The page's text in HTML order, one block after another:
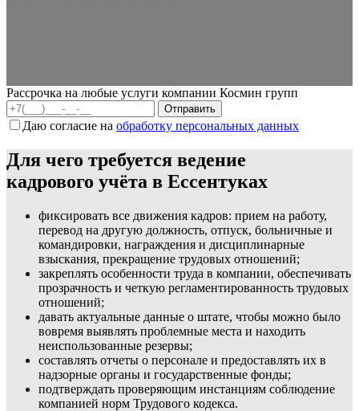
Рассрочка на любые услуги компании Космин групп
Даю согласие на обработку персональных данных
Для чего требуется ведение
кадрового учёта в Ессентуках
фиксировать все движения кадров: прием на работу,
перевод на другую должность, отпуск, больничные и
командировки, награждения и дисциплинарные
взыскания, прекращение трудовых отношений;
закреплять особенности труда в компании, обеспечивать
прозрачность и четкую регламентированность трудовых
отношений;
давать актуальные данные о штате, чтобы можно было
вовремя выявлять проблемные места и находить
неиспользованные резервы;
составлять отчеты о персонале и предоставлять их в
надзорные органы и государственные фонды;
подтверждать проверяющим инстанциям соблюдение
компанией норм Трудового кодекса.